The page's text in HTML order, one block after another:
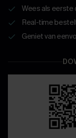
Wees als eerste
Real-time
Geniet van